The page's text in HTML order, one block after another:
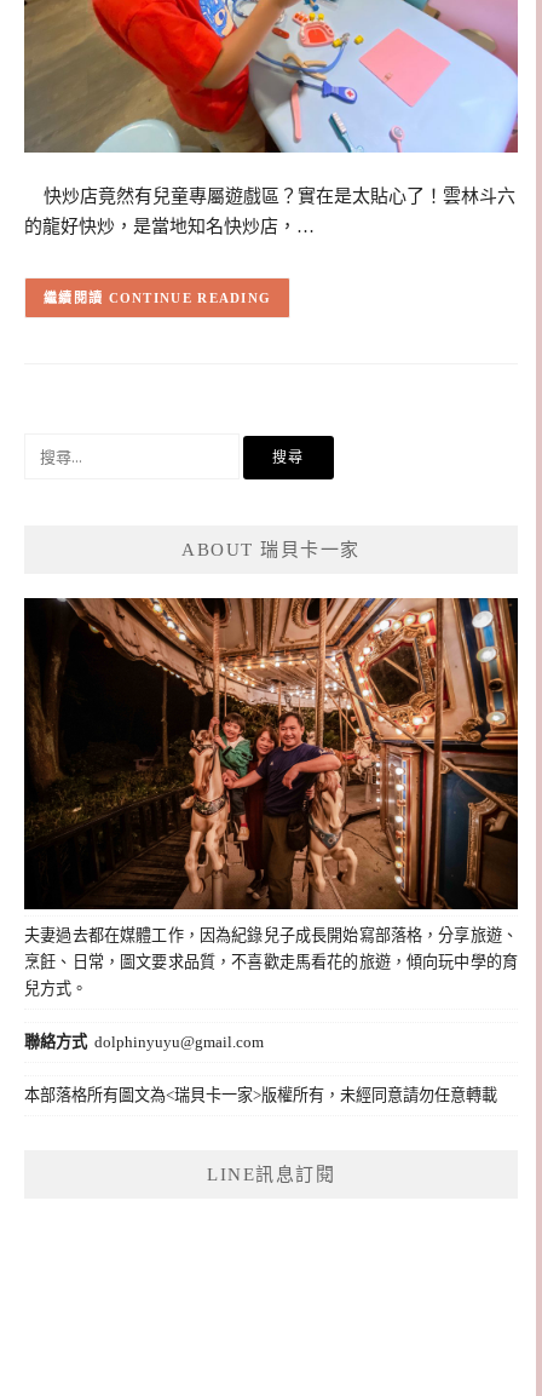
快炒店竟然有兒童專屬遊戲區？實在是太貼心了！雲林斗六
的龍好快炒，是當地知名快炒店，…
CONTINUE READING
ABOUT 瑞貝卡一家
夫妻過去都在媒體工作，因為紀錄兒子成長開始寫部落格，分享旅遊、
烹飪、日常，圖文要求品質，不喜歡走馬看花的旅遊，傾向玩中學的育
兒方式。
聯絡方式 dolphinyuyu@gmail.com
本部落格所有圖文為<瑞貝卡一家>版權所有，未經同意請勿任意轉載
LINE訊息訂閱